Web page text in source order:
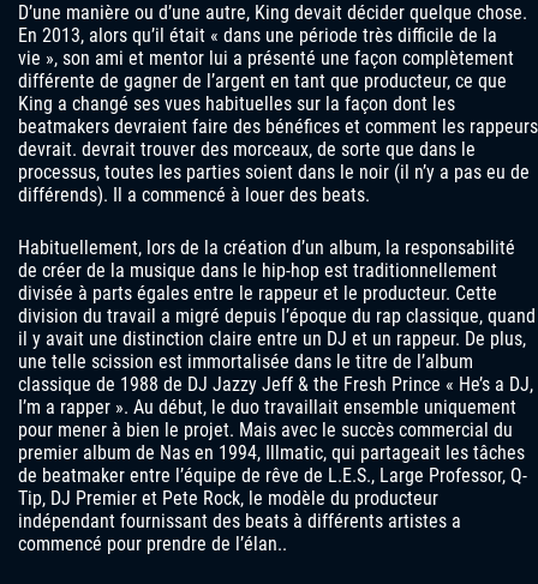
D’une manière ou d’une autre, King devait décider quelque chose.
En 2013, alors qu’il était « dans une période très difficile de la
vie », son ami et mentor lui a présenté une façon complètement
différente de gagner de l’argent en tant que producteur, ce que
King a changé ses vues habituelles sur la façon dont les
beatmakers devraient faire des bénéfices et comment les rappeurs
devrait. devrait trouver des morceaux, de sorte que dans le
processus, toutes les parties soient dans le noir (il n’y a pas eu de
différends). Il a commencé à louer des beats.
Habituellement, lors de la création d’un album, la responsabilité
de créer de la musique dans le hip-hop est traditionnellement
divisée à parts égales entre le rappeur et le producteur. Cette
division du travail a migré depuis l’époque du rap classique, quand
il y avait une distinction claire entre un DJ et un rappeur. De plus,
une telle scission est immortalisée dans le titre de l’album
classique de 1988 de DJ Jazzy Jeff & the Fresh Prince « He’s a DJ,
I’m a rapper ». Au début, le duo travaillait ensemble uniquement
pour mener à bien le projet. Mais avec le succès commercial du
premier album de Nas en 1994, Illmatic, qui partageait les tâches
de beatmaker entre l’équipe de rêve de L.E.S., Large Professor, Q-
Tip, DJ Premier et Pete Rock, le modèle du producteur
indépendant fournissant des beats à différents artistes a
commencé pour prendre de l’élan..